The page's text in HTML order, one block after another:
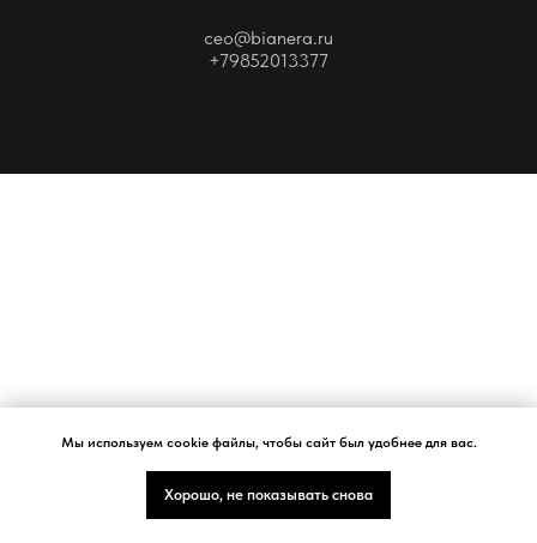
Мы используем cookie файлы, чтобы сайт был удобнее для вас.
Хорошо, не показывать снова
ceo@bianera.ru
+79852013377